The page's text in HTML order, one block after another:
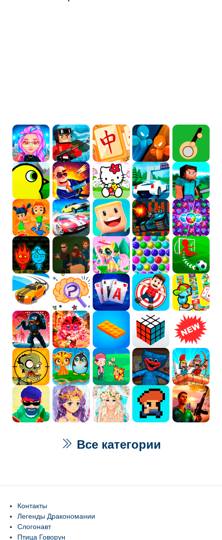
Все категории
Контакты
Легенды Дракономании
Слогонавт
Птица Говорун